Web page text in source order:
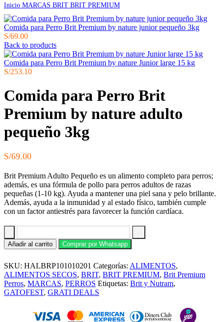
Inicio MARCAS BRIT BRIT PREMIUM
Comida para Perro Brit Premium by nature junior pequeño 3kg
S/69.00
Back to products
Comida para Perro Brit Premium by nature Junior large 15 kg
S/253.10
Comida para Perro Brit
Premium by nature adulto
pequeño 3kg
S/69.00
Brit Premium Adulto Pequeño es un alimento completo para perros;
además, es una fórmula de pollo para perros adultos de razas
pequeñas (1-10 kg). Ayuda a mantener una piel sana y pelo brillante.
Además, ayuda a la inmunidad y al estado físico, también cumple
con un factor antiestrés para favorecer la función cardíaca.
Comida
para
Brit
Premium
by
nature
adulto
Añadir al carrito Comprar por Whatsapp
SKU: HALBRP101010201 Categorías: ALIMENTOS,
ALIMENTOS SECOS, BRIT, BRIT PREMIUM, Brit Premium
Perros, MARCAS, PERROS Etiquetas: Brit y Nutram,
GATOFEST, GRATI DEALS